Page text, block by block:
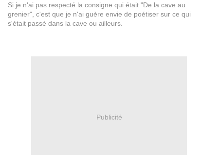
Si je n'ai pas respecté la consigne qui était "De la cave au
grenier", c'est que je n'ai guère envie de poétiser sur ce qui
s'était passé dans la cave ou ailleurs.
Publicité